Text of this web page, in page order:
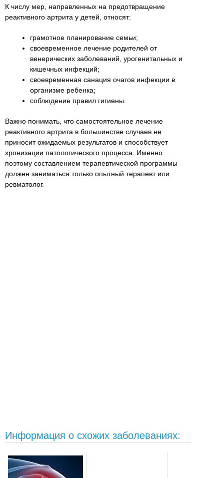
К числу мер, направленных на предотвращение
реактивного артрита у детей, относят:
грамотное планирование семьи;
своевременное лечение родителей от
венерических заболеваний, урогенитальных и
кишечных инфекций;
своевременная санация очагов инфекции в
организме ребенка;
соблюдение правил гигиены.
Важно понимать, что самостоятельное лечение
реактивного артрита в большинстве случаев не
приносит ожидаемых результатов и способствует
хронизации патологического процесса. Именно
поэтому составлением терапевтической программы
должен заниматься только опытный терапевт или
ревматолог.
Информация о схожих заболеваниях: